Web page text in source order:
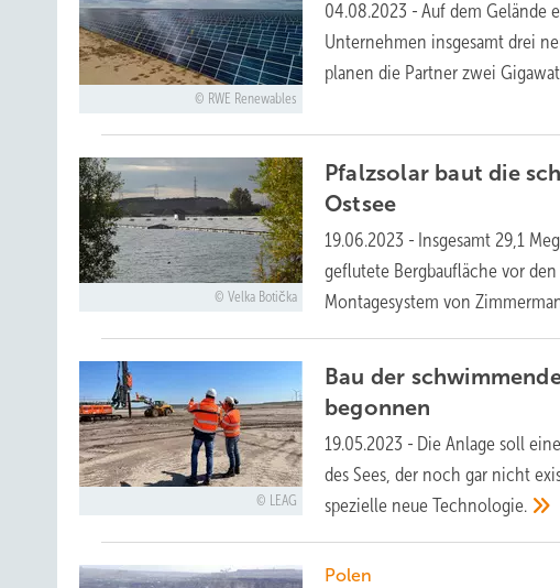
RWE Renewables
04.08.2023 - Auf dem Gelände
Unternehmen insgesamt drei
planen die Partner zwei
Velka Botička
Pfalzsolar baut die
Ostsee
19.06.2023 - Insgesamt 29,1
geflutete Bergbaufläche vor
Montagesystem von
LEAG
Bau der
begonnen
19.05.2023 - Die Anlage soll
des Sees, der noch gar nicht
spezielle neueTechnologie.
Polen